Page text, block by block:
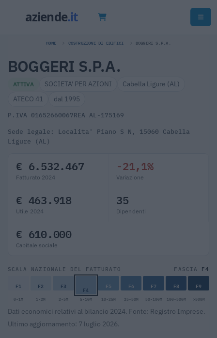
HOME COSTRUZIONE DI EDIFICI BOGGERI S.P.A.
BOGGERI S.P.A.
ATTIVA SOCIETA' PER AZIONI
Cabella Ligure (AL)
ATECO 41
dal 1995
P.IVA 01652660067REA AL-175169
Sede legale: Localita' Piano S N, 15060 Cabella
Ligure (AL)
€ 6.532.467
Fatturato 2024
-21,1%
Variazione
€ 463.918
Utile 2024
35
Dipendenti
€ 610.000
Capitale sociale
SCALA NAZIONALE DEL FATTURATO FASCIA F4
F1 F2 F3 F4 F5 F6 F7 F8 F9
0-1M 1-2M 2-5M 5-10M 10-25M 25-50M 50-100M 100-500M >500M
Dati economici relativi al bilancio 2024. Fonte: Registro Imprese.
Ultimo aggiornamento: 7 luglio 2026.